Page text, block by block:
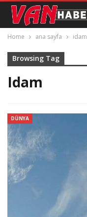
Home ana sayfa idam
Browsing Tag
Idam
DÜNYA